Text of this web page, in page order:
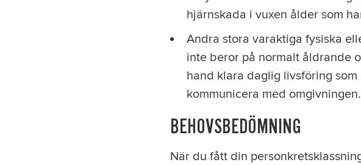
hjärnskada i vuxen ålder som
Andra stora varaktiga fysiska
inte beror på normalt åldrande
hand klara daglig livsföring
kommunicera med omgivningen.
BEHOVSBEDÖMNING
När du fått din